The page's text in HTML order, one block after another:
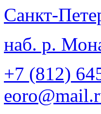
Санкт-
наб. р.
+7 (812)